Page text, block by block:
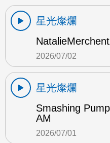
星光燦爛
2026/07/02
星光燦爛
Smashing
AM
2026/07/01